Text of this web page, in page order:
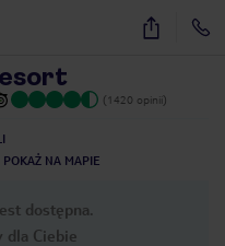
32
(1420 opinii)
POKAŻ NA MAPIE
dostępna.
dla Ciebie